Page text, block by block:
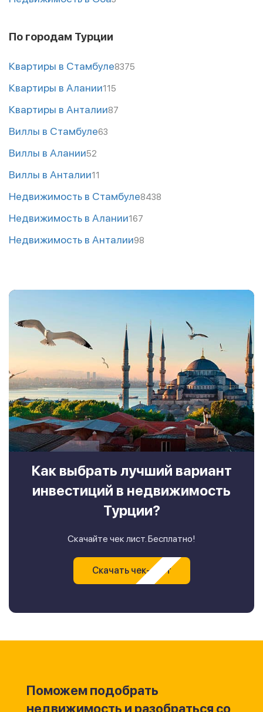
По городам Турции
Квартиры в Стамбуле8375
Квартиры в Алании115
Квартиры в Анталии87
Виллы в Стамбуле63
Виллы в Алании52
Виллы в Анталии11
Недвижимость в Стамбуле8438
Недвижимость в Алании167
Недвижимость в Анталии98
Как выбрать лучший вариант
инвестиций в недвижимость
Турции?
Скачайте чек лист. Бесплатно!
Скачать чек-лист
Поможем подобрать
недвижимость и разобраться со